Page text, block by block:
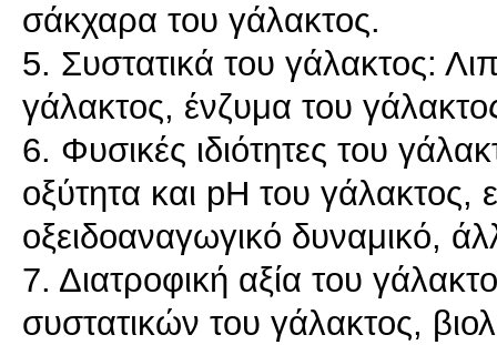
σάκχαρα του γάλακτος.
5. Συστατικά του γάλακτος:
γάλακτος, ένζυμα του
6. Φυσικές ιδιότητες του
οξύτητα και pH του γάλακτος,
οξειδοαναγωγικό δυναμικό,
7. Διατροφική αξία του
συστατικών του γάλακτος,